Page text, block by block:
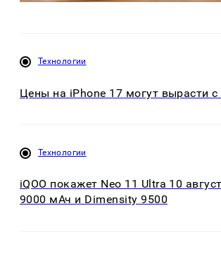
Технологии
Цены на iPhone 17 могут вырасти с
Технологии
iQOO покажет Neo 11 Ultra 10
9000 мАч и Dimensity 9500